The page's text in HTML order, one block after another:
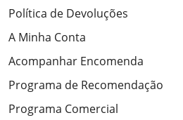
Política de Devoluções
A Minha Conta
Acompanhar Encomenda
Programa de Recomendação
Programa Comercial